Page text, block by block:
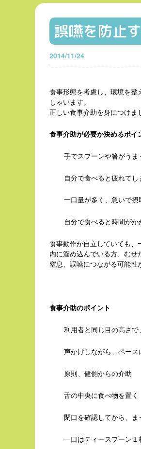
誤嚥を防止
2014/11/24
食事形態を考慮し、環境を
しゃいます。
正しい食事介助を身につけま
食事介助が必要か決めるポイ
手でスプーンや箸がうま
自分で食べると疲れて
一口量が多く、急いで
自分で食べると時間がか
食事動作が自立していても
内に溜め込んでいる方、むせ
窒息、誤嚥につながる可能性
食事介助のポイント
利用者と同じ目の高さで
声かけしながら、ペース
原則、健側からの介助
舌の中央に食べ物を置く
閉口を確認してから、ま
一口はティースプーン